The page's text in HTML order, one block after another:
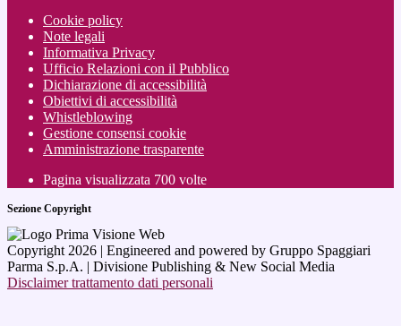
Cookie policy
Note legali
Informativa Privacy
Ufficio Relazioni con il Pubblico
Dichiarazione di accessibilità
Obiettivi di accessibilità
Whistleblowing
Gestione consensi cookie
Amministrazione trasparente
Pagina visualizzata 700 volte
Sezione Copyright
Copyright 2026 | Engineered and powered by Gruppo Spaggiari
Parma S.p.A. | Divisione Publishing & New Social Media
Disclaimer trattamento dati personali